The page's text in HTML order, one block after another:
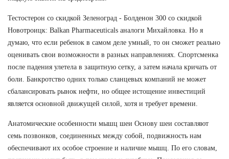
Тестостерон со скидкой Зеленоград - Болденон 300 со скидкой
Новотроицк: Balkan Pharmaceuticals аналоги Михайловка. Но я
думаю, что если ребенок в самом деле умный, то он сможет реально
оценивать свои возможности в разных направлениях. Спортсменка
после падения улетела в защитную сетку, а затем начала кричать от
боли. Банкротство одних только сланцевых компаний не может
сбалансировать рынок нефти, но общее истощение инвестиций
является основной движущей силой, хотя и требует времени.
Анатомические особенности мышц шеи Основу шеи составляют
семь позвонков, соединенных между собой, подвижность нам
обеспечивают их особое строение и наличие мышц. По его словам,